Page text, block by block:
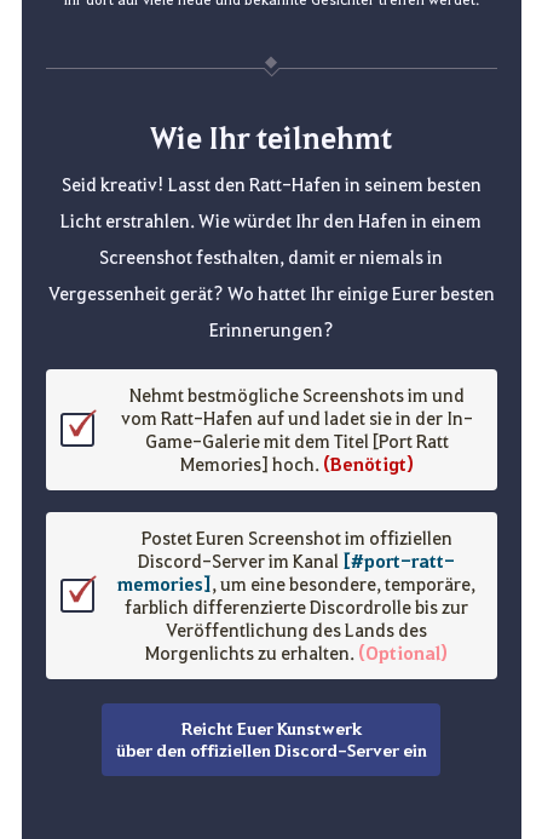
Wie Ihr teilnehmt
Seid kreativ! Lasst den Ratt-Hafen in seinem besten
Licht erstrahlen. Wie würdet Ihr den Hafen in einem
Screenshot festhalten, damit er niemals in
Vergessenheit gerät? Wo hattet Ihr einige Eurer besten
Erinnerungen?
Nehmt bestmögliche Screenshots im und
vom Ratt-Hafen auf und ladet sie in der In-
Game-Galerie mit dem Titel [Port Ratt
Memories] hoch. (Benötigt)
Postet Euren Screenshot im offiziellen
Discord-Server im Kanal [#port-ratt-
memories], um eine besondere, temporäre,
farblich differenzierte Discordrolle bis zur
Veröffentlichung des Lands des
Morgenlichts zu erhalten. (Optional)
Reicht Euer Kunstwerk
über den offiziellen Discord-Server ein